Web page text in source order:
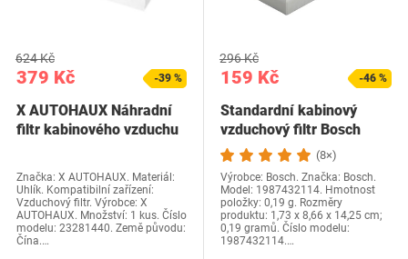
379 Kč
624 Kč
-39 %
X AUTOHAUX Náhradní
filtr kabinového vzduchu
Značka: X AUTOHAUX. Materiál:
Uhlík. Kompatibilní zařízení:
Vzduchový filtr. Výrobce: X
AUTOHAUX. Množství: 1 kus. Číslo
modelu: 23281440. Země původu:
Čína.…
159 Kč
296 Kč
-46 %
Standardní kabinový
vzduchový filtr Bosch
M2114 - filtruje…
(8×)
Výrobce: Bosch. Značka: Bosch.
Model: 1987432114. Hmotnost
položky: 0,19 g. Rozměry
produktu: 1,73 x 8,66 x 14,25 cm;
0,19 gramů. Číslo modelu:
1987432114.…